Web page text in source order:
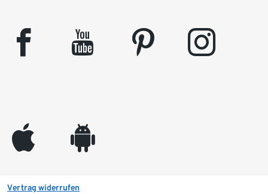
facebook youtube pinterest instagram
appleinc android
Vertrag widerrufen